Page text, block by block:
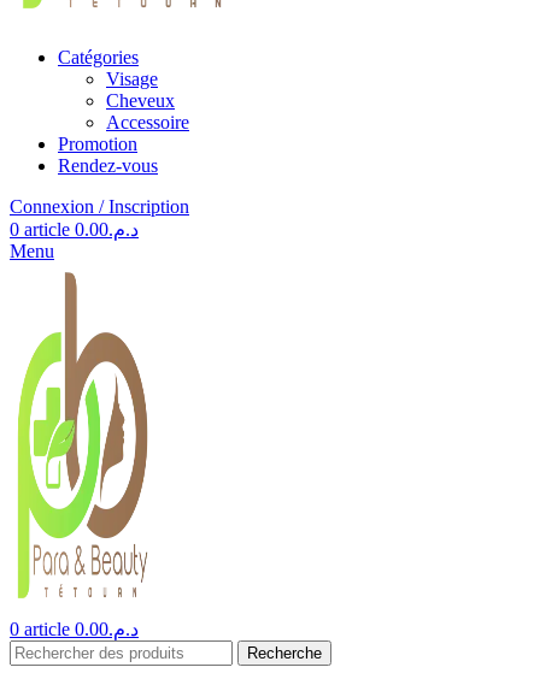
Catégories
Visage
Cheveux
Accessoire
Promotion
Rendez-vous
Connexion / Inscription
0 article د.م.0.00
Menu
0 article د.م.0.00
Recherche